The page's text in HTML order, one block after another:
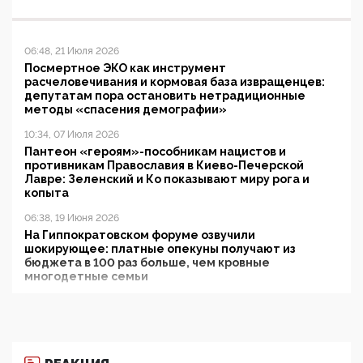
06:48, 21 Июля 2026
Посмертное ЭКО как инструмент
расчеловечивания и кормовая база извращенцев:
депутатам пора остановить нетрадиционные
методы «спасения демографии»
10:34, 07 Июля 2026
Пантеон «героям»-пособникам нацистов и
противникам Православия в Киево-Печерской
Лавре: Зеленский и Ко показывают миру рога и
копыта
06:38, 19 Июня 2026
На Гиппократовском форуме озвучили
шокирующее: платные опекуны получают из
бюджета в 100 раз больше, чем кровные
многодетные семьи